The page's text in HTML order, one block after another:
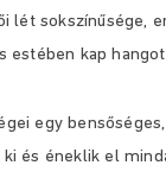
lét sokszínűsége,
estében kap
egy
és éneklik el